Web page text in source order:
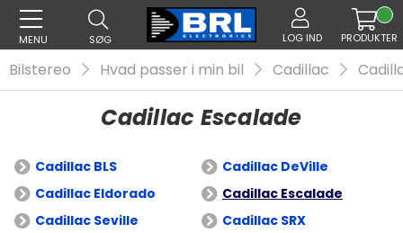
MENU SØG LOG IND PRODUKTER
Bilstereo Hvad passer i min bil Cadillac
Cadillac Escalade
Cadillac BLS
Cadillac DeVille
Cadillac Eldorado
Cadillac Escalade
Cadillac Seville
Cadillac SRX